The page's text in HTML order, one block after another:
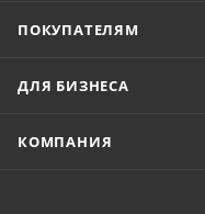
ПОКУПАТЕЛЯМ
ДЛЯ БИЗНЕСА
КОМПАНИЯ